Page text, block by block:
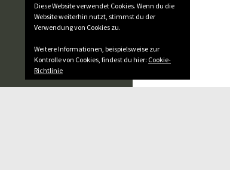
Diese Website verwendet Cookies. Wenn du die
Website weiterhin nutzt, stimmst du der
Verwendung von Cookies zu.
Weitere Informationen, beispielsweise zur
Kontrolle von Cookies, findest du hier: Cookie-
Richtlinie